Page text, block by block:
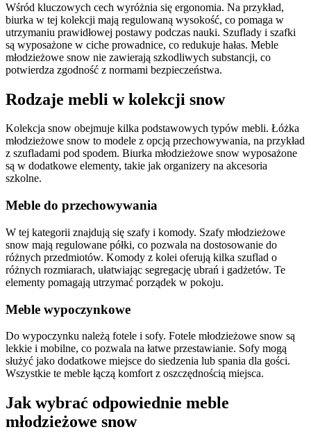
Wśród kluczowych cech wyróżnia się ergonomia. Na przykład,
biurka w tej kolekcji mają regulowaną wysokość, co pomaga w
utrzymaniu prawidłowej postawy podczas nauki. Szuflady i szafki
są wyposażone w ciche prowadnice, co redukuje hałas. Meble
młodzieżowe snow nie zawierają szkodliwych substancji, co
potwierdza zgodność z normami bezpieczeństwa.
Rodzaje mebli w kolekcji snow
Kolekcja snow obejmuje kilka podstawowych typów mebli. Łóżka
młodzieżowe snow to modele z opcją przechowywania, na przykład
z szufladami pod spodem. Biurka młodzieżowe snow wyposażone
są w dodatkowe elementy, takie jak organizery na akcesoria
szkolne.
Meble do przechowywania
W tej kategorii znajdują się szafy i komody. Szafy młodzieżowe
snow mają regulowane półki, co pozwala na dostosowanie do
różnych przedmiotów. Komody z kolei oferują kilka szuflad o
różnych rozmiarach, ułatwiając segregację ubrań i gadżetów. Te
elementy pomagają utrzymać porządek w pokoju.
Meble wypoczynkowe
Do wypoczynku należą fotele i sofy. Fotele młodzieżowe snow są
lekkie i mobilne, co pozwala na łatwe przestawianie. Sofy mogą
służyć jako dodatkowe miejsce do siedzenia lub spania dla gości.
Wszystkie te meble łączą komfort z oszczędnością miejsca.
Jak wybrać odpowiednie meble
młodzieżowe snow